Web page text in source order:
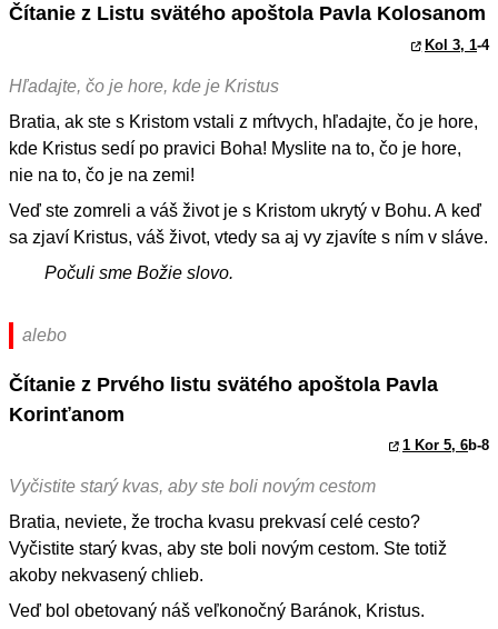
Čítanie z Listu svätého apoštola Pavla Kolosanom
Kol 3, 1-4
Hľadajte, čo je hore, kde je Kristus
Bratia, ak ste s Kristom vstali z mŕtvych, hľadajte, čo je hore,
kde Kristus sedí po pravici Boha! Myslite na to, čo je hore,
nie na to, čo je na zemi!
Veď ste zomreli a váš život je s Kristom ukrytý v Bohu. A keď
sa zjaví Kristus, váš život, vtedy sa aj vy zjavíte s ním v sláve.
Počuli sme Božie slovo.
alebo
Čítanie z Prvého listu svätého apoštola Pavla
Korinťanom
1 Kor 5, 6b-8
Vyčistite starý kvas, aby ste boli novým cestom
Bratia, neviete, že trocha kvasu prekvasí celé cesto?
Vyčistite starý kvas, aby ste boli novým cestom. Ste totiž
akoby nekvasený chlieb.
Veď bol obetovaný náš veľkonočný Baránok, Kristus.